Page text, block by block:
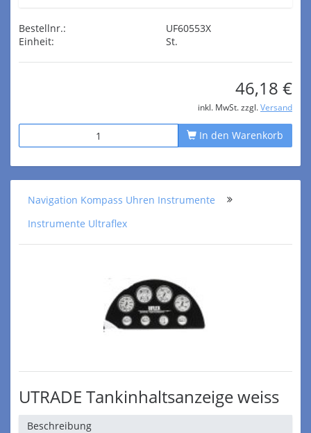
Bestellnr.:
UF60553X
Einheit:
St.
46,18 €
inkl. MwSt. zzgl. Versand
In den Warenkorb
Navigation Kompass Uhren Instrumente
Instrumente Ultraflex
UTRADE Tankinhaltsanzeige weiss
Beschreibung